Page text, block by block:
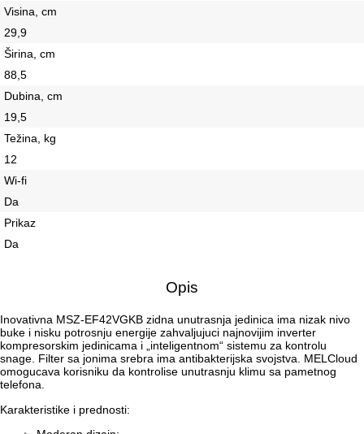
Visina, сm
29,9
Širina, сm
88,5
Dubina, сm
19,5
Težina, kg
12
Wi-fi
Da
Prikaz
Da
Opis
Inovativna MSZ-EF42VGKB zidna unutrasnja jedinica ima nizak nivo
buke i nisku potrosnju energije zahvaljujuci najnovijim inverter
kompresorskim jedinicama i „inteligentnom“ sistemu za kontrolu
snage. Filter sa jonima srebra ima antibakterijska svojstva. MELCloud
omogucava korisniku da kontrolise unutrasnju klimu sa pametnog
telefona.
Karakteristike i prednosti: